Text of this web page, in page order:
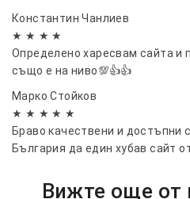
Константин Чанлиев
★ ★ ★ ★
Определено харесвам сайта и
също е на ниво💯👍👍
Марко Стойков
★ ★ ★ ★ ★
Браво качествени и достъпни
България да един хубав сайт
Вижте още от